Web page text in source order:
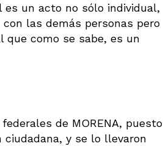
un acto no sólo individual,
las demás personas pero
que como se sabe, es un
de MORENA, puesto
y se lo llevaron